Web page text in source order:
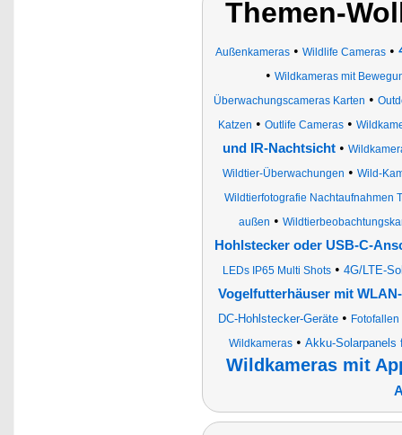
Themen-
Außenkameras• Wildlife Cameras•
• Wildkameras mit
Überwachungscameras Karten •
Katzen • Outlife Cameras •
und IR-Nachtsicht•
Wildtier-Überwachungen • Wild-
Wildtierfotografie Nachtaufnahmen
außen •
Hohlstecker oder USB-C-
LEDs IP65 Multi Shots• 4G/LTE-
Vogelfutterhäuser mit
DC-Hohlstecker-Geräte• Fotofallen
Wildkameras• Akku-Solarpanels
Wildkameras mit